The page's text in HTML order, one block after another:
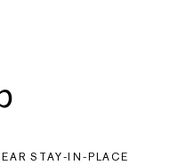
STAY-IN-PLACE